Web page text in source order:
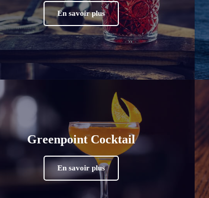
En savoir plus
Greenpoint Cocktail
En savoir plus